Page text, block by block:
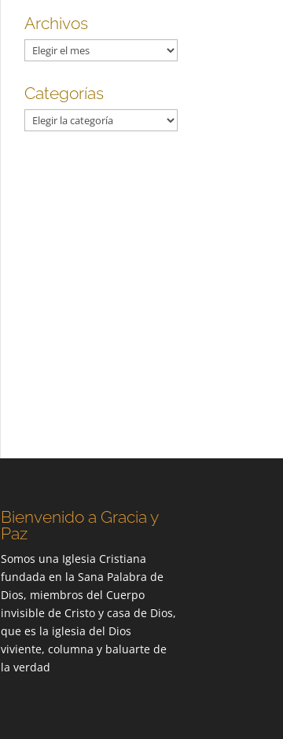
Archivos
Archivos
Categorías
Categorías
Bienvenido a Gracia y
Paz
Somos una Iglesia Cristiana
fundada en la Sana Palabra de
Dios, miembros del Cuerpo
invisible de Cristo y casa de Dios,
que es la iglesia del Dios
viviente, columna y baluarte de
la verdad